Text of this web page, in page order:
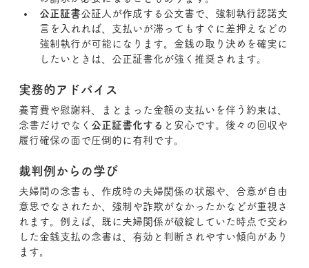
公正証書公証人が作成する公文書で、強制執行認諾文
言を入れれば、支払いが滞ってもすぐに差押えなどの
強制執行が可能になります。金銭の取り決めを確実に
したいときは、公正証書化が強く推奨されます。
実務的アドバイス
養育費や慰謝料、まとまった金額の支払いを伴う約束は、
念書だけでなく 公正証書化する と安心です。後々の回収や
履行確保の面で圧倒的に有利です。
裁判例からの学び
夫婦間の念書も、作成時の夫婦関係の状態や、合意が自由
意思でなされたか、強制や詐欺がなかったかなどが重視さ
れます。例えば、既に夫婦関係が破綻していた時点で交わ
した金銭支払の念書は、有効と判断されやすい傾向があり
ます。